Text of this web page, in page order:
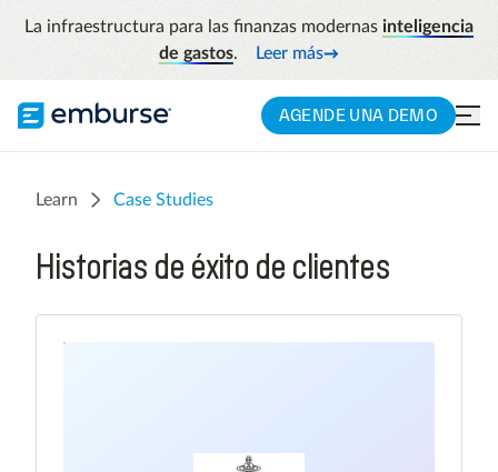
La infraestructura para las finanzas modernas inteligencia
de gastos. Leer más
AGENDE UNA DEMO
Learn Case Studies
Historias de éxito de clientes